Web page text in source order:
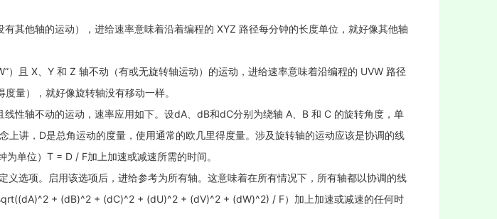
其他轴的运动），进给速率意味着沿着编程的 XYZ 路径每分钟的长度单位，就好像其他轴
）且 X、Y 和 Z 轴不动（有或无旋转轴运动）的运动，进给速率意味着沿编程的 UVW 路径
量），就好像旋转轴没有移动一样。
线性轴不动的运动，速率应用如下。设dA、dB和dC分别为绕轴 A、B 和 C 的旋转角度，单
讲，D是总角运动的度量，使用通常的欧几里得度量。涉及旋转轴的运动应该是协调的线
单位）T = D / F加上加速或减速所需的时间。
义选项。启用该选项后，进给参考为所有轴。这意味着在所有情况下，所有轴都以协调的线
+ (dB)^2 + (dC)^2 + (dU)^2 + (dV)^2 + (dW)^2) / F）加上加速或减速的任何时